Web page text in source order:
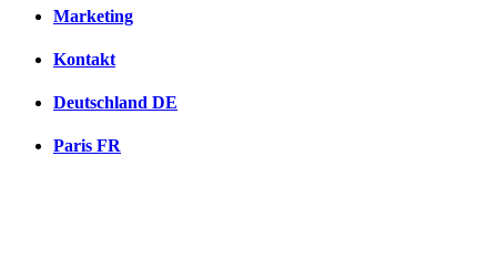
Marketing
Kontakt
Deutschland DE
Paris FR